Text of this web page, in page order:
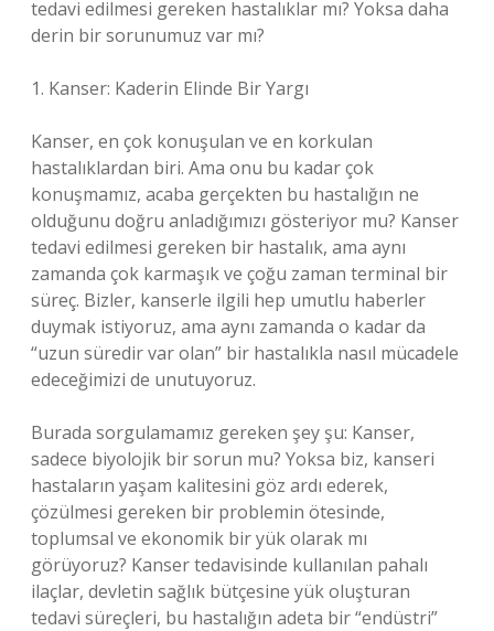
tedavi edilmesi gereken hastalıklar mı? Yoksa daha
derin bir sorunumuz var mı?
1. Kanser: Kaderin Elinde Bir Yargı
Kanser, en çok konuşulan ve en korkulan
hastalıklardan biri. Ama onu bu kadar çok
konuşmamız, acaba gerçekten bu hastalığın ne
olduğunu doğru anladığımızı gösteriyor mu? Kanser
tedavi edilmesi gereken bir hastalık, ama aynı
zamanda çok karmaşık ve çoğu zaman terminal bir
süreç. Bizler, kanserle ilgili hep umutlu haberler
duymak istiyoruz, ama aynı zamanda o kadar da
“uzun süredir var olan” bir hastalıkla nasıl mücadele
edeceğimizi de unutuyoruz.
Burada sorgulamamız gereken şey şu: Kanser,
sadece biyolojik bir sorun mu? Yoksa biz, kanseri
hastaların yaşam kalitesini göz ardı ederek,
çözülmesi gereken bir problemin ötesinde,
toplumsal ve ekonomik bir yük olarak mı
görüyoruz? Kanser tedavisinde kullanılan pahalı
ilaçlar, devletin sağlık bütçesine yük oluşturan
tedavi süreçleri, bu hastalığın adeta bir “endüstri”